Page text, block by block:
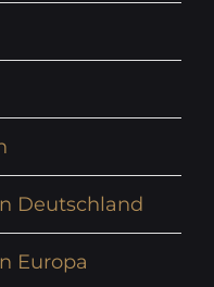
Deutschland
Europa